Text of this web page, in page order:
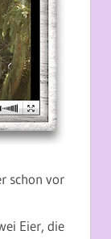
schon vor
Eier, die